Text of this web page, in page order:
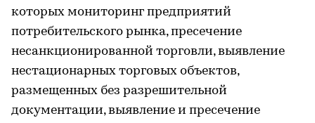
которых мониторинг предприятий
потребительского рынка, пресечение
несанкционированной торговли, выявление
нестационарных торговых объектов,
размещенных без разрешительной
документации, выявление и пресечение